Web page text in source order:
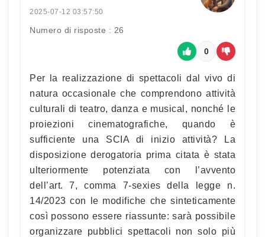
2025-07-12 03:57:50
Numero di risposte : 26
0
Per la realizzazione di spettacoli dal vivo di
natura occasionale che comprendono attività
culturali di teatro, danza e musical, nonché le
proiezioni cinematografiche, quando è
sufficiente una SCIA di inizio attività? La
disposizione derogatoria prima citata è stata
ulteriormente potenziata con l’avvento
dell’art. 7, comma 7-sexies della legge n.
14/2023 con le modifiche che sinteticamente
così possono essere riassunte: sarà possibile
organizzare pubblici spettacoli non solo più